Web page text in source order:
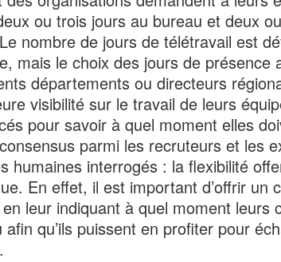
ou trois jours au bureau et deux
nombre de jours de télétravail est
mais le choix des jours de présence
départements ou directeurs
visibilité sur le travail de leurs
pour savoir à quel moment elles
parmi les recruteurs et les
humaines interrogés : la flexibilité
En effet, il est important d’offrir un
leur indiquant à quel moment leurs
afin qu’ils puissent en profiter pour